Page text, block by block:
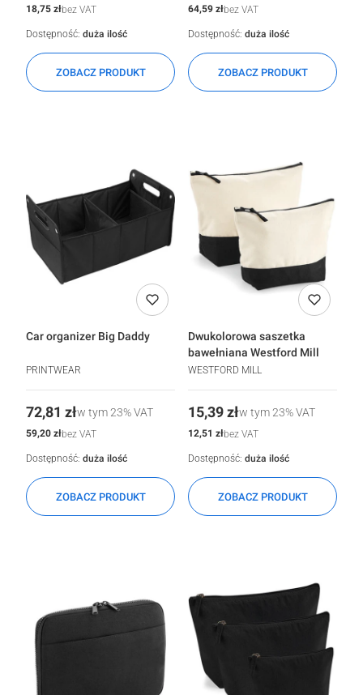
Cena
18,75 złbez VAT
ZOBACZ PRODUKT
Dostępność: duża ilość
Cena
64,59 złbez VAT
ZOBACZ PRODUKT
Dostępność: duża ilość
Car organizer Big Daddy
PRINTWEAR
Cena
72,81 złw tym23%VAT
Cena
59,20 złbez VAT
ZOBACZ PRODUKT
Dostępność: duża ilość
Dwukolorowa saszetka
bawełniana Westford Mill
WESTFORD MILL
Cena
15,39 złw tym23%VAT
Cena
12,51 złbez VAT
ZOBACZ PRODUKT
Dostępność: duża ilość